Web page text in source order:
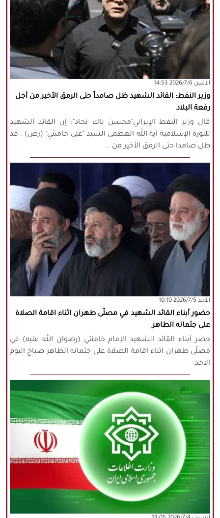
‫‫الاثنين‬‬ 2026/7/6 14:53
وزير النفط: القائد الشهيد ظل صامداً حتى الرمق الأخير من أجل
رفعة البلاد
قال وزير النفط الإيراني"محسن باك نجاد": إن القائد الشهيد
للثورة الإسلامية آية الله العظمى السيد "علي خامنئي" (رض) ، قد
ظل صامدا حتى الرمق الأخير من ...
‫‫الأحد‬‬ 2026/7/5 10:10
حضور أبناء القائد الشهيد في مصلّى طهران اثناء اقامة الصلاة
على جثمانه الطاهر
حضر أبناء القائد الشهيد الإمام خامنئي (رضوان الله عليه) في
مصلّى طهران اثناء اقامة الصلاة على جثمانه الطاهر صباح اليوم
الاحد.